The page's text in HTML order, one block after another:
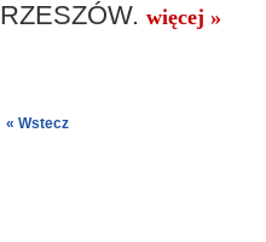
RZESZÓW. więcej »
« Wstecz